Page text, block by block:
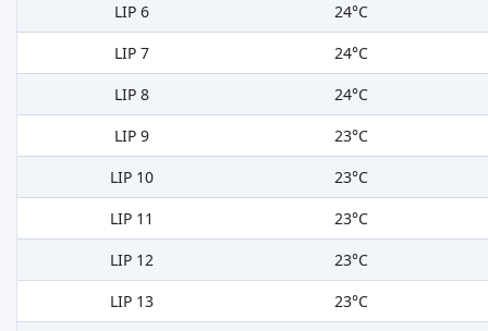
LIP 6
24°C
LIP 7
24°C
LIP 8
24°C
LIP 9
23°C
LIP 10
23°C
LIP 11
23°C
LIP 12
23°C
LIP 13
23°C